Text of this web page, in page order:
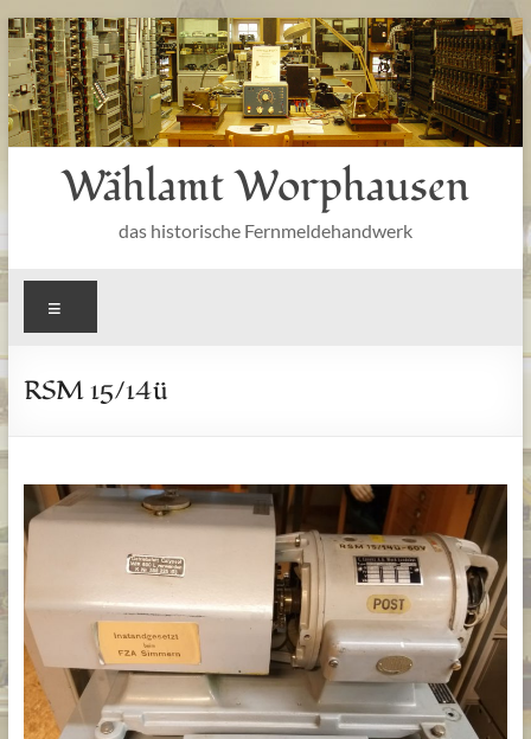
Zum
Inhalt
springen
Wählamt Worphausen
das historische Fernmeldehandwerk
RSM 15/14ü